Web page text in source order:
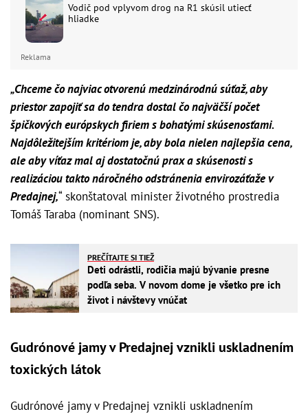
Vodič pod vplyvom drog na R1 skúsil utiecť
hliadke
Reklama
„Chceme čo najviac otvorenú medzinárodnú súťaž, aby
priestor zapojiť sa do tendra dostal čo najväčší počet
špičkových európskych firiem s bohatými skúsenosťami.
Najdôležitejším kritériom je, aby bola nielen najlepšia cena,
ale aby víťaz mal aj dostatočnú prax a skúsenosti s
realizáciou takto náročného odstránenia envirozáťaže v
Predajnej,“ skonštatoval minister životného prostredia
Tomáš Taraba (nominant SNS).
PREČÍTAJTE SI TIEŽ
Deti odrástli, rodičia majú bývanie presne
podľa seba. V novom dome je všetko pre ich
život i návštevy vnúčat
Gudrónové jamy v Predajnej vznikli uskladnením
toxických látok
Gudrónové jamy v Predajnej vznikli uskladnením